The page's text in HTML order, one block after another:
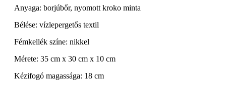
Anyaga: borjúbőr, nyomott kroko minta
Bélése: vízlepergetős textil
Fémkellék színe: nikkel
Mérete: 35 cm x 30 cm x 10 cm
Kézifogó magassága: 18 cm